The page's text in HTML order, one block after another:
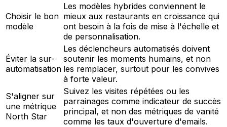
Choisir le bon
modèle
Les modèles hybrides conviennent le
mieux aux restaurants en croissance qui
ont besoin à la fois de mise à l'échelle et
de personnalisation.
Éviter la sur-
automatisation
Les déclencheurs automatisés doivent
soutenir les moments humains, et non
les remplacer, surtout pour les convives
à forte valeur.
S'aligner sur
une métrique
North Star
Suivez les visites répétées ou les
parrainages comme indicateur de succès
principal, et non des métriques de vanité
comme les taux d'ouverture d'emails.